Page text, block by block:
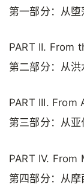
第一部分：从堕
PART II. From
第二部分：从洪
PART III.
第三部分：从亚
PART IV.
第四部分：从摩